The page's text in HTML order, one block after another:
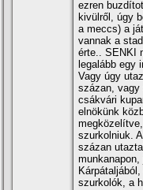
ezren
kivülről, úgy
a meccs) a
vannak a
érte.. SENKI
legalább egy
Vagy úgy
százan, vagy
csákvári
elnökünk
szurkolniuk.
százan
munkanapon,
szurkolók, a